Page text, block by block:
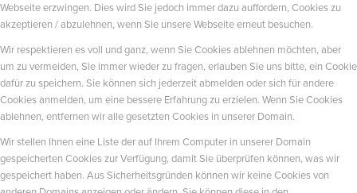
Webseite erzwingen. Dies wird Sie jedoch immer dazu auffordern, Cookies zu
akzeptieren / abzulehnen, wenn Sie unsere Webseite erneut besuchen.
Wir respektieren es voll und ganz, wenn Sie Cookies ablehnen möchten, aber
um zu vermeiden, Sie immer wieder zu fragen, erlauben Sie uns bitte, ein Cookie
dafür zu speichern. Sie können sich jederzeit abmelden oder sich für andere
Cookies anmelden, um eine bessere Erfahrung zu erzielen. Wenn Sie Cookies
ablehnen, entfernen wir alle gesetzten Cookies in unserer Domain.
Wir stellen Ihnen eine Liste der auf Ihrem Computer in unserer Domain
gespeicherten Cookies zur Verfügung, damit Sie überprüfen können, was wir
gespeichert haben. Aus Sicherheitsgründen können wir keine Cookies von